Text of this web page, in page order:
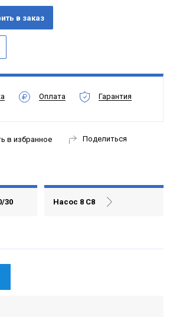
Оплата Гарантия
в избранное Поделиться
30 Насос 8 С8